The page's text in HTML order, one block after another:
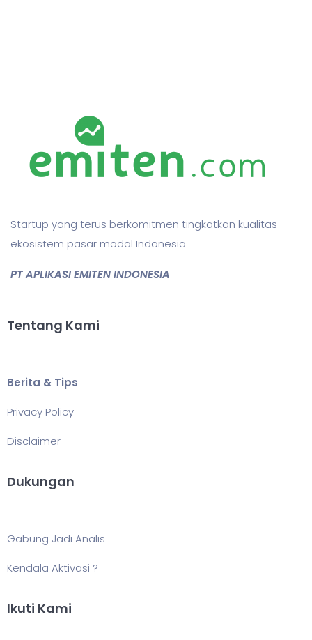
Startup yang terus berkomitmen tingkatkan kualitas
ekosistem pasar modal Indonesia
PT APLIKASI EMITEN INDONESIA
Tentang Kami
Berita & Tips
Privacy Policy
Disclaimer
Dukungan
Gabung Jadi Analis
Kendala Aktivasi ?
Ikuti Kami